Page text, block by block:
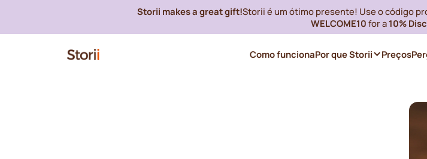
Storii makes a great gift!Storii é um ótimo presente! Use o código
WELCOME10 for a10%
Como funcionaPor que Storii Preços